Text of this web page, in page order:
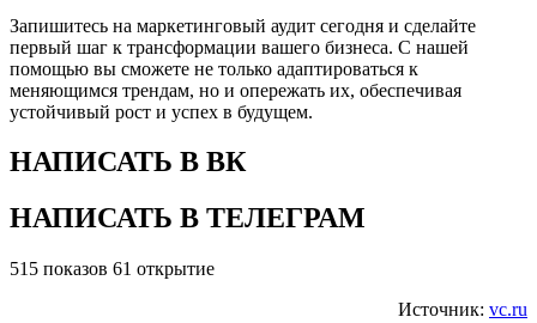
Запишитесь на маркетинговый аудит сегодня и сделайте
первый шаг к трансформации вашего бизнеса. С нашей
помощью вы сможете не только адаптироваться к
меняющимся трендам, но и опережать их, обеспечивая
устойчивый рост и успех в будущем.
НАПИСАТЬ В ВК
НАПИСАТЬ В ТЕЛЕГРАМ
515 показов 61 открытие
Источник: vc.ru